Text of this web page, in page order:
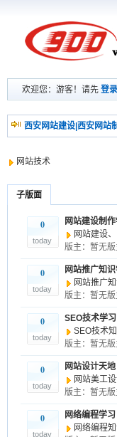
欢迎您：游客！请先 登录
西安网站建设|西安网站
网站技术
子版面
0
today
网站建设制
网站建设
版主：暂无版
0
today
网站推广知
网站推广
版主：暂无版
0
today
SEO技术学
SEO技术
版主：暂无版
0
today
网站设计天地
网站美工
版主：暂无版
0
today
网络编程学习
网络编程